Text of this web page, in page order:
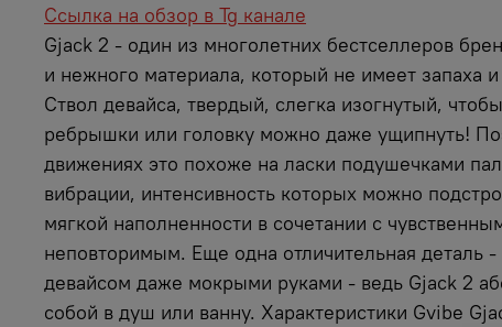
Ссылка на обзор в Tg канале
Gjack 2 - один из многолетних бестселлеров
и нежного материала, который не имеет запаха
Ствол девайса, твердый, слегка изогнутый,
ребрышки или головку можно даже ущипнуть!
движениях это похоже на ласки подушечками
вибрации, интенсивность которых можно
мягкой наполненности в сочетании с
неповторимым. Еще одна отличительная деталь
девайсом даже мокрыми руками - ведь Gjack 2
собой в душ или ванну. Характеристики Gvibe